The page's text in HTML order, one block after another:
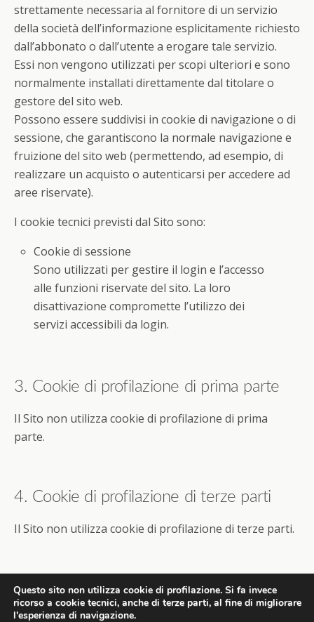
strettamente necessaria al fornitore di un servizio
della società dell’informazione esplicitamente richiesto
dall’abbonato o dall’utente a erogare tale servizio.
Essi non vengono utilizzati per scopi ulteriori e sono
normalmente installati direttamente dal titolare o
gestore del sito web.
Possono essere suddivisi in cookie di navigazione o di
sessione, che garantiscono la normale navigazione e
fruizione del sito web (permettendo, ad esempio, di
realizzare un acquisto o autenticarsi per accedere ad
aree riservate).
I cookie tecnici previsti dal Sito sono:
Cookie di sessione
Sono utilizzati per gestire il login e l’accesso
alle funzioni riservate del sito. La loro
disattivazione compromette l’utilizzo dei
servizi accessibili da login.
3. Cookie di profilazione di prima parte
Il Sito non utilizza cookie di profilazione di prima
parte.
4. Cookie di profilazione di terze parti
Il Sito non utilizza cookie di profilazione di terze parti.
Questo sito non utilizza cookie di profilazione. Si fa invece
ricorso a cookie tecnici, anche di terze parti, al fine di migliorare
l'esperienza di navigazione.